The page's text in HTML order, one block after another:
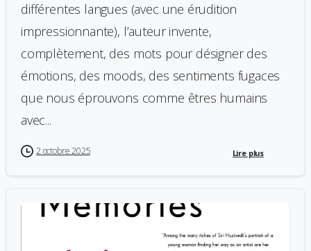
différentes langues (avec une érudition
impressionnante), l’auteur invente,
complètement, des mots pour désigner des
émotions, des moods, des sentiments fugaces
que nous éprouvons comme êtres humains
avec...
2 octobre 2025 Lire plus